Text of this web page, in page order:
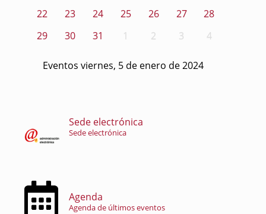
22
23 24 25 26 27
28
29
30 31 1 2 3 4
Eventos viernes, 5 de enero de 2024
Sede electrónica
Sede electrónica
Agenda
Agenda de últimos eventos